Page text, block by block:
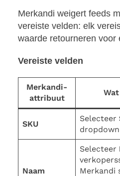
Merkandi weigert feeds
vereiste velden: elk
waarde retourneren voor
Vereiste velden
Merkandi-
attribuut
SKU
Selecteer
dropdown
Naam
Selecteer
Merkandi